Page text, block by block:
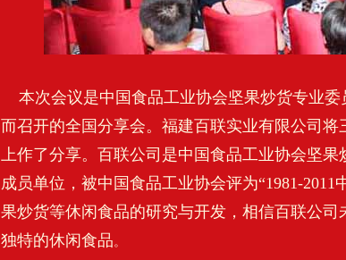
本次会议是中国食品工业协会坚果炒货专业
而召开的全国分享会。福建百联实业有限公司
上作了分享。百联公司是中国食品工业协会坚果
成员单位，被中国食品工业协会评为“1981-
果炒货等休闲食品的研究与开发，相信百联公
独特的休闲食品。